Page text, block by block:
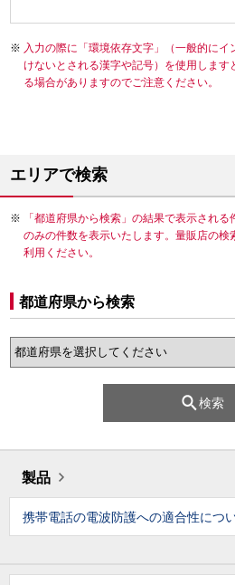
入力の際に「環境依存文字」（一般的に
けないとされる漢字や記号）を使用しま
る場合がありますのでご注意ください。
エリアで検索
「都道府県から検索」の結果で表示され
のみの件数を表示いたします。量販店の
利用ください。
都道府県から検索
検索
製品
携帯電話の電波防護への適合性につ